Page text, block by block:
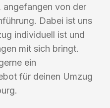
angefangen von der
Dabei ist uns
individuell ist und
mit sich bringt.
ein
für deinen Umzug